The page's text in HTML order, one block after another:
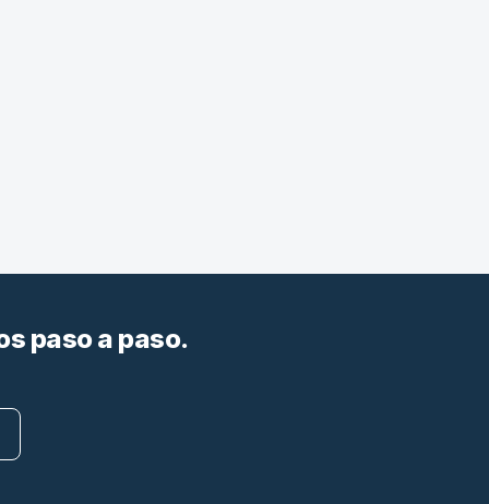
paso a paso.